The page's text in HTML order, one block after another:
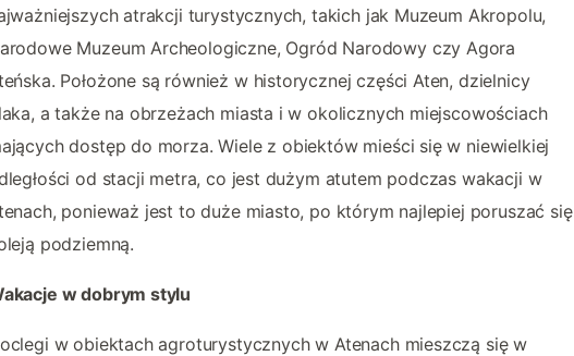
atrakcji turystycznych, takich jak Muzeum Akropolu,
Muzeum Archeologiczne, Ogród Narodowy czy Agora
Położone są również w historycznej części Aten, dzielnicy
a także na obrzeżach miasta i w okolicznych miejscowościach
dostęp do morza. Wiele z obiektów mieści się w niewielkiej
od stacji metra, co jest dużym atutem podczas wakacji w
ponieważ jest to duże miasto, po którym najlepiej poruszać się
podziemną.
w dobrym stylu
w obiektach agroturystycznych w Atenach mieszczą się w